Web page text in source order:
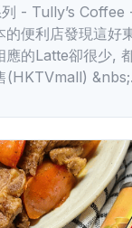
- Tully’s Coffee
的便利店發現這好
的Latte卻很少, 都
(HKTVmall)